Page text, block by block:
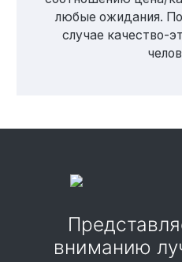
любые ожидания.
случае качество-
Представляем Вашему
вниманию